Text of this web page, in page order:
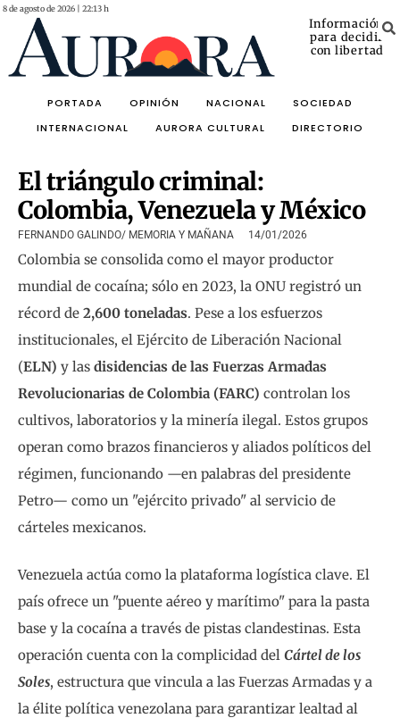
8 de agosto de 2026 | 22:13 h
Información
para decidir
con libertad
PORTADA OPINIÓN NACIONAL
SOCIEDAD
INTERNACIONAL
AURORA CULTURAL DIRECTORIO
El triángulo criminal:
Colombia, Venezuela y México
FERNANDO GALINDO/ MEMORIA Y MAÑANA 14/01/2026
Colombia se consolida como el mayor productor
mundial de cocaína; sólo en 2023, la ONU registró un
récord de 2,600 toneladas. Pese a los esfuerzos
institucionales, el Ejército de Liberación Nacional
(ELN) y las disidencias de las Fuerzas Armadas
Revolucionarias de Colombia (FARC) controlan los
cultivos, laboratorios y la minería ilegal. Estos grupos
operan como brazos financieros y aliados políticos del
régimen, funcionando —en palabras del presidente
Petro— como un "ejército privado" al servicio de
cárteles mexicanos.
Venezuela actúa como la plataforma logística clave. El
país ofrece un "puente aéreo y marítimo" para la pasta
base y la cocaína a través de pistas clandestinas. Esta
operación cuenta con la complicidad del Cártel de los
Soles, estructura que vincula a las Fuerzas Armadas y a
la élite política venezolana para garantizar lealtad al